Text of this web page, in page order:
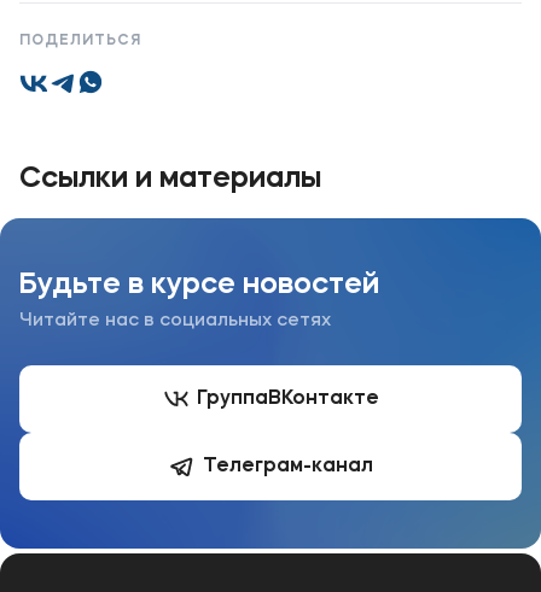
ПОДЕЛИТЬСЯ
Ссылки и материалы
Будьте в курсе новостей
Читайте нас в социальных сетях
Группа ВКонтакте
Телеграм-канал